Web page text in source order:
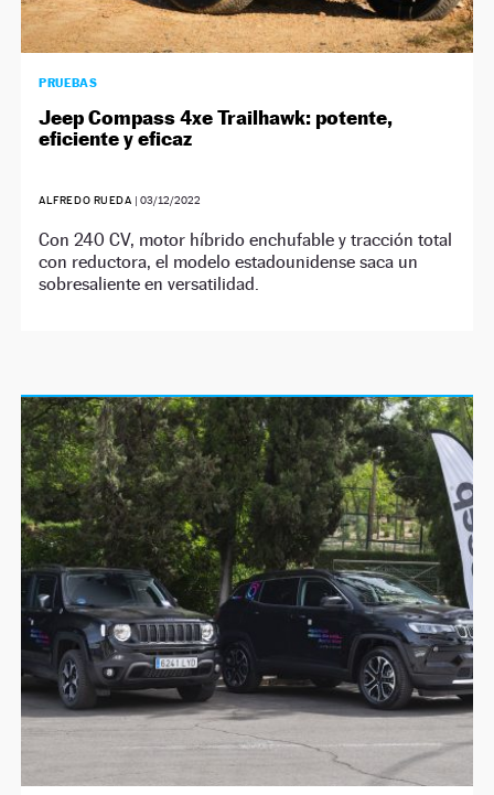
PRUEBAS
Jeep Compass 4xe Trailhawk: potente,
eficiente y eficaz
ALFREDO RUEDA | 03/12/2022
Con 240 CV, motor híbrido enchufable y tracción total
con reductora, el modelo estadounidense saca un
sobresaliente en versatilidad.